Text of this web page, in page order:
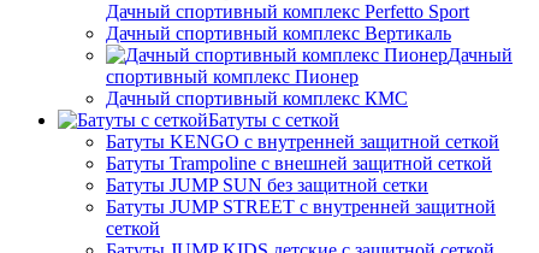
Дачный спортивный комплекс Perfetto Sport
Дачный спортивный комплекс Вертикаль
Дачный
спортивный комплекс Пионер
Дачный спортивный комплекс КМС
Батуты с сеткой
Батуты KENGO с внутренней защитной сеткой
Батуты Trampoline с внешней защитной сеткой
Батуты JUMP SUN без защитной сетки
Батуты JUMP STREET с внутренней защитной
сеткой